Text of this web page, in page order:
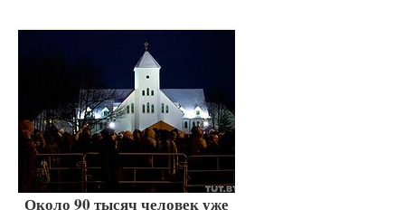
Около 90 тысяч человек уже